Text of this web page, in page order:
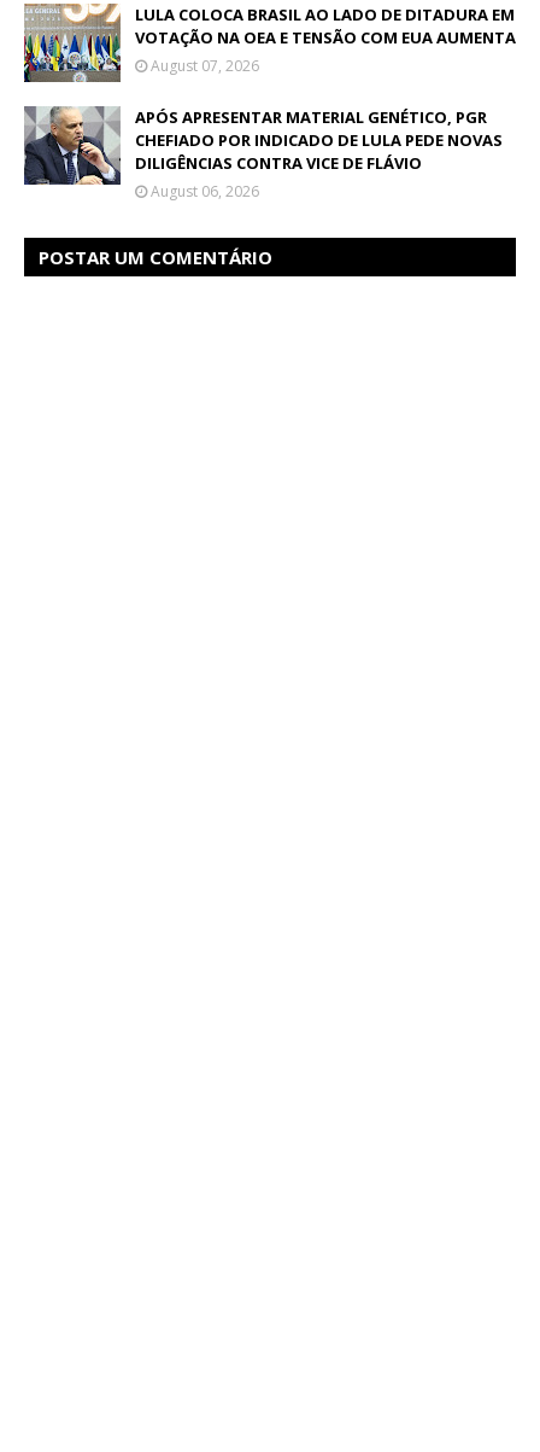
LULA COLOCA BRASIL AO LADO DE DITADURA EM
VOTAÇÃO NA OEA E TENSÃO COM EUA AUMENTA
August 07, 2026
APÓS APRESENTAR MATERIAL GENÉTICO, PGR
CHEFIADO POR INDICADO DE LULA PEDE NOVAS
DILIGÊNCIAS CONTRA VICE DE FLÁVIO
August 06, 2026
POSTAR UM COMENTÁRIO